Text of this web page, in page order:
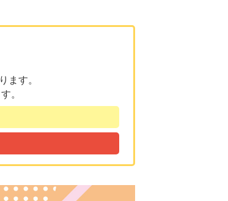
ます。
。